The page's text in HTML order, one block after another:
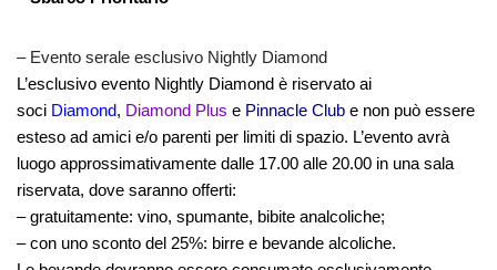
– Evento serale esclusivo Nightly Diamond
L’esclusivo evento Nightly Diamond è riservato ai
soci Diamond, Diamond Plus e Pinnacle Club e non può essere
esteso ad amici e/o parenti per limiti di spazio. L’evento avrà
luogo approssimativamente dalle 17.00 alle 20.00 in una sala
riservata, dove saranno offerti:
– gratuitamente: vino, spumante, bibite analcoliche;
– con uno sconto del 25%: birre e bevande alcoliche.